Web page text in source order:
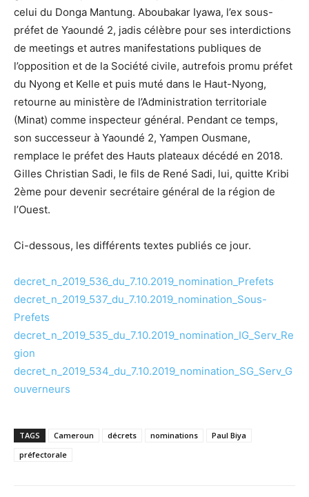
celui du Donga Mantung. Aboubakar Iyawa, l’ex sous-
préfet de Yaoundé 2, jadis célèbre pour ses interdictions
de meetings et autres manifestations publiques de
l’opposition et de la Société civile, autrefois promu préfet
du Nyong et Kelle et puis muté dans le Haut-Nyong,
retourne au ministère de l’Administration territoriale
(Minat) comme inspecteur général. Pendant ce temps,
son successeur à Yaoundé 2, Yampen Ousmane,
remplace le préfet des Hauts plateaux décédé en 2018.
Gilles Christian Sadi, le fils de René Sadi, lui, quitte Kribi
2ème pour devenir secrétaire général de la région de
l’Ouest.
Ci-dessous, les différents textes publiés ce jour.
decret_n_2019_536_du_7.10.2019_nomination_Prefets
decret_n_2019_537_du_7.10.2019_nomination_Sous-
Prefets
decret_n_2019_535_du_7.10.2019_nomination_IG_Serv_Re
gion
decret_n_2019_534_du_7.10.2019_nomination_SG_Serv_G
ouverneurs
TAGS Cameroun décrets nominations
Paul Biya
préfectorale